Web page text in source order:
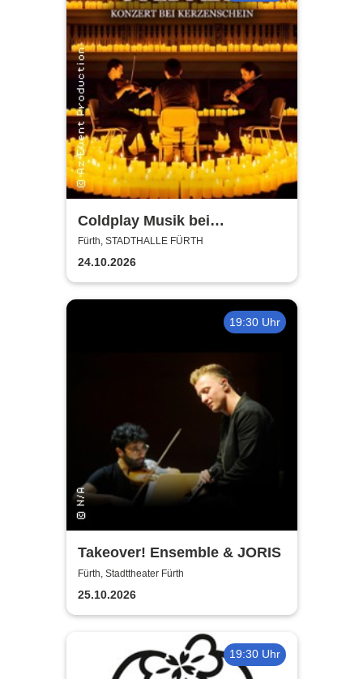
Coldplay Musik bei
Kerzenschein
Fürth, STADTHALLE FÜRTH
24.10.2026
19:30 Uhr
Takeover! Ensemble & JORIS
Fürth, Stadttheater Fürth
25.10.2026
19:30 Uhr